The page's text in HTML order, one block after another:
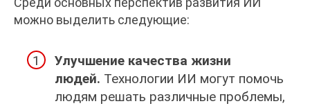
можно выделить следующие:
Улучшение качества жизни
людей. Технологии ИИ могут помочь
людям решать различные проблемы,